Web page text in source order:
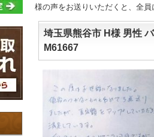
様の声をお送りいただくと、全
埼玉県熊谷市 H様 男性
M61667